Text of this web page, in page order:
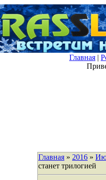
Главная |
Главная » 2016 »
станет трилогией